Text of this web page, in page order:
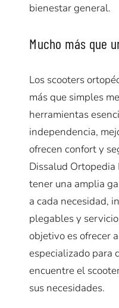
bienestar general.
Mucho más que
Los scooters
más que simples
herramientas
independencia,
ofrecen confort y
Dissalud Ortopedia
tener una amplia
a cada necesidad,
plegables y
objetivo es ofrecer
especializado para
encuentre el
sus necesidades.